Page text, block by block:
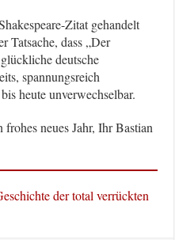
Zitat gehandelt
Tatsache, dass „Der
deutsche
spannungsreich
heute unverwechselbar.
neues Jahr, Ihr Bastian
der total verrückten